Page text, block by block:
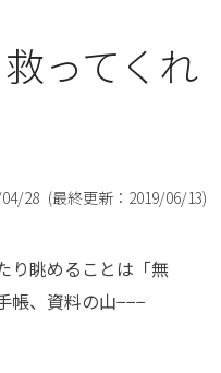
ってくれ
28 (最終更新： 2019/06/13)
り眺めることは「無
帳、資料の山−−−